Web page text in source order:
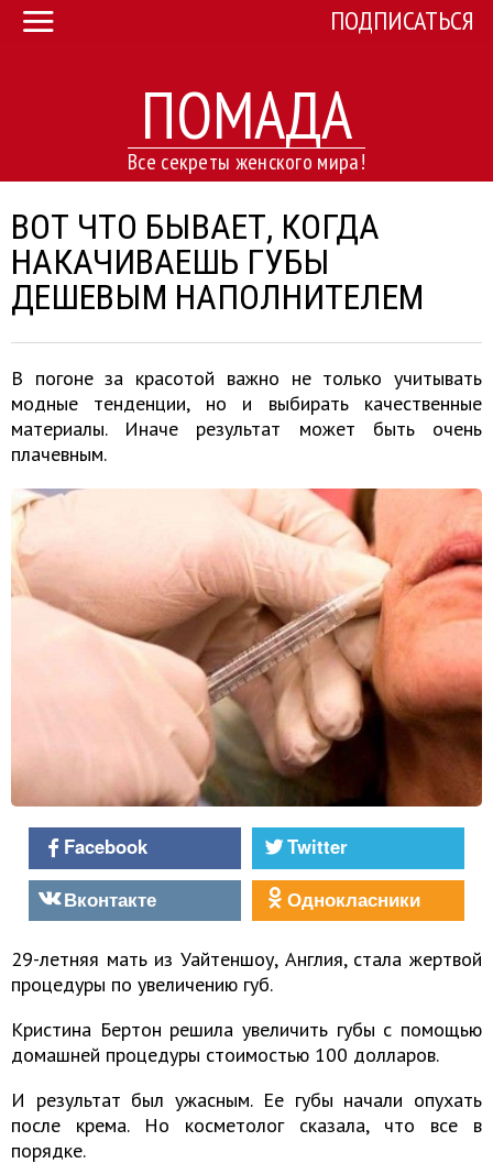
ПОМАДА
Все секреты женского мира!
ПОДПИСАТЬСЯ
ВОТ ЧТО БЫВАЕТ, КОГДА
НАКАЧИВАЕШЬ ГУБЫ
ДЕШЕВЫМ НАПОЛНИТЕЛЕМ
В погоне за красотой важно не только учитывать
модные тенденции, но и выбирать качественные
материалы. Иначе результат может быть очень
плачевным.
Facebook
Twitter
Вконтакте
Однокласники
29-летняя мать из Уайтеншоу, Англия, стала жертвой
процедуры по увеличению губ.
Кристина Бертон решила увеличить губы с помощью
домашней процедуры стоимостью 100 долларов.
И результат был ужасным. Ее губы начали опухать
после крема. Но косметолог сказала, что все в
порядке.